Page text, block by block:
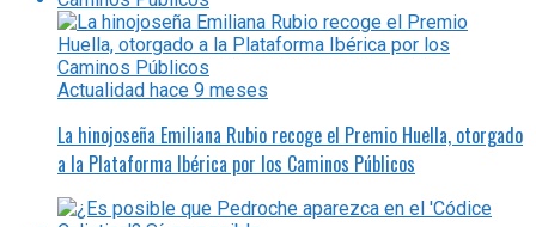
Actualidad hace 9 meses
La hinojoseña Emiliana Rubio recoge el Premio Huella, otorgado
a la Plataforma Ibérica por los Caminos Públicos